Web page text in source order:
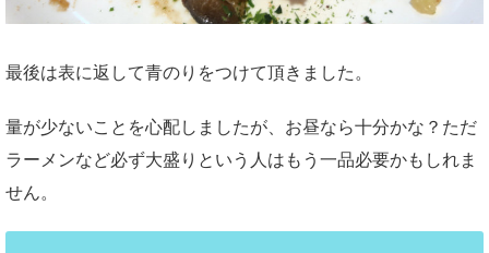
最後は表に返して青のりをつけて頂きました。
量が少ないことを心配しましたが、お昼なら十分かな？ただ
ラーメンなど必ず大盛りという人はもう一品必要かもしれま
せん。